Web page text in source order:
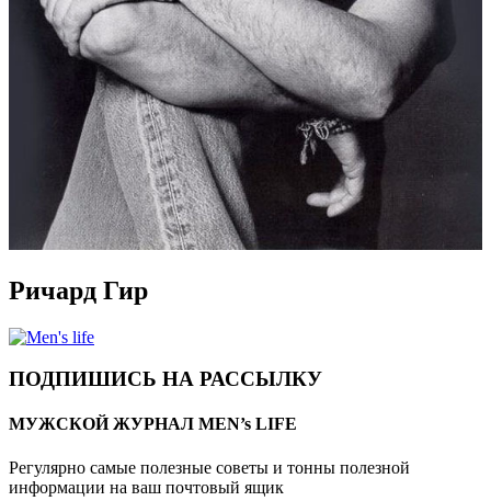
Ричард Гир
ПОДПИШИСЬ НА РАССЫЛКУ
МУЖСКОЙ ЖУРНАЛ MEN’s LIFE
Регулярно самые полезные советы и тонны полезной
информации на ваш почтовый ящик